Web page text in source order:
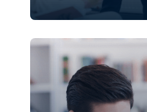
באמצעות Market Profile ו־Volume Profile, כדי